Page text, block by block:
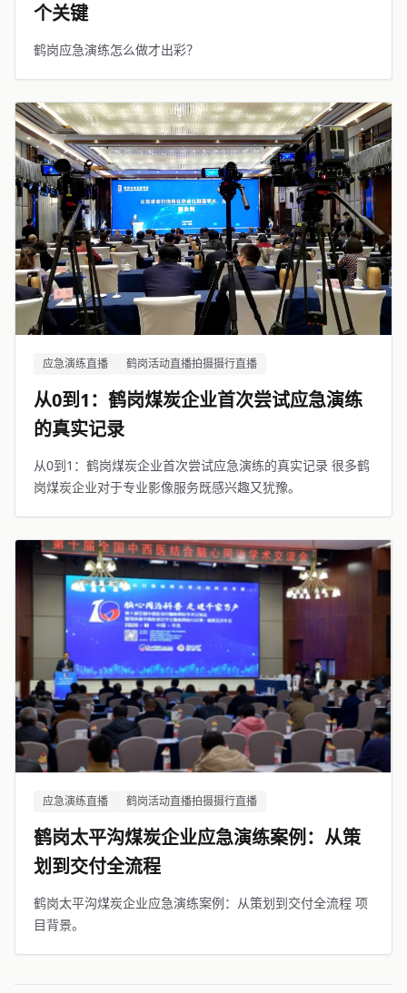
个关键
鹤岗应急演练怎么做才出彩？
应急演练直播 鹤岗活动直播拍摄摄行直播
从0到1：鹤岗煤炭企业首次尝试应急演练
的真实记录
从0到1：鹤岗煤炭企业首次尝试应急演练的真实记录 很多鹤
岗煤炭企业对于专业影像服务既感兴趣又犹豫。
应急演练直播 鹤岗活动直播拍摄摄行直播
鹤岗太平沟煤炭企业应急演练案例：从策
划到交付全流程
鹤岗太平沟煤炭企业应急演练案例：从策划到交付全流程 项
目背景。